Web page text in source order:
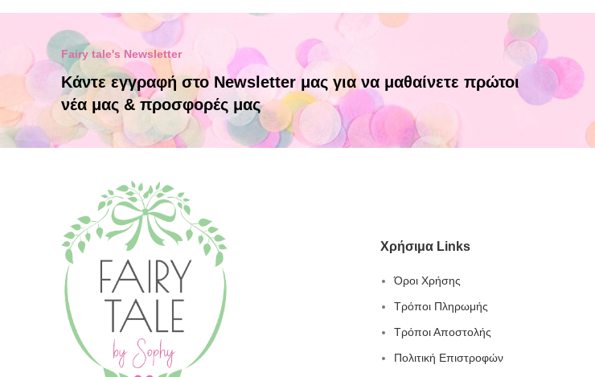
Fairy tale's Newsletter
Κάντε εγγραφή στο Newsletter μας για να μαθαίνετε πρώτοι
νέα μας & προσφορές μας
Χρήσιμα Links
Όροι Χρήσης
Τρόποι Πληρωμής
Τρόποι Αποστολής
Πολιτική Επιστροφών